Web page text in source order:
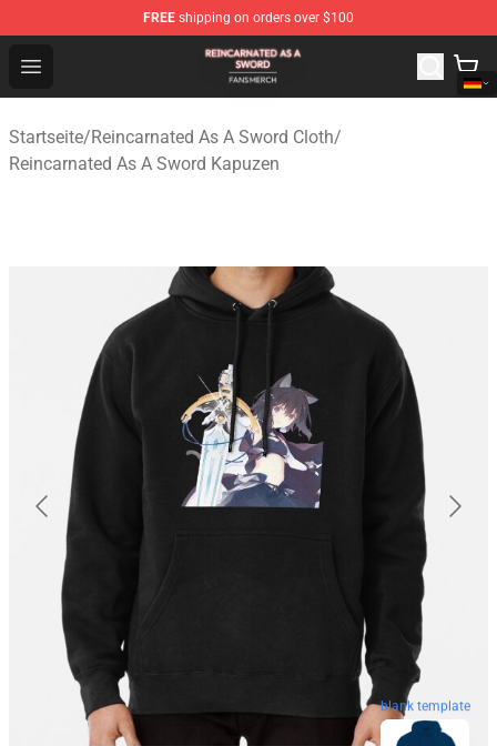
FREE shipping on orders over $100
Open menu
Reincarnated As A Sword Shop - Official Reincarnated
Startseite/Reincarnated As A Sword Cloth/
Reincarnated As A Sword Kapuzen
blank template